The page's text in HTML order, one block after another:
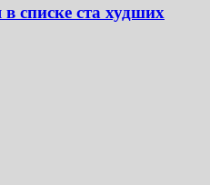
списке ста худших